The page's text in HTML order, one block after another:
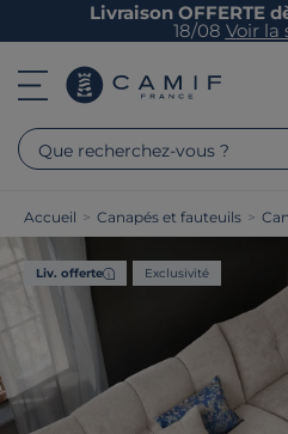
Livraison OFFERTE
18/08 Voir la
Que recherchez-vous ?
Accueil > Canapés et fauteuils >
Liv. offerte Exclusivité